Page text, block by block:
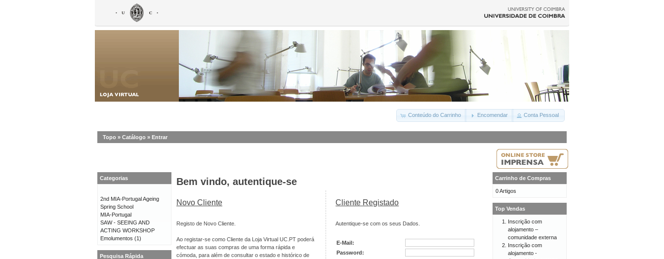
Conteúdo do Carrinho Encomendar Conta Pessoal
Topo » Catálogo » Entrar
Bem vindo, autentique-se
Novo Cliente
Registo de Novo Cliente.
Ao registar-se como Cliente da Loja Virtual UC.PT poderá
efectuar as suas compras de uma forma rápida e
cómoda, para além de consultar o estado e histórico de
Cliente Registado
Autentique-se com os seus Dados.
E-Mail:
Password:
Categorias
2nd MIA-Portugal Ageing
Spring School
MIA-Portugal
SAW - SEEING AND
ACTING WORKSHOP
Emolumentos (1)
Pesquisa Rápida
Carrinho de Compras
0 Artigos
Top Vendas
Inscrição com
alojamento –
comunidade externa
Inscrição com
alojamento -